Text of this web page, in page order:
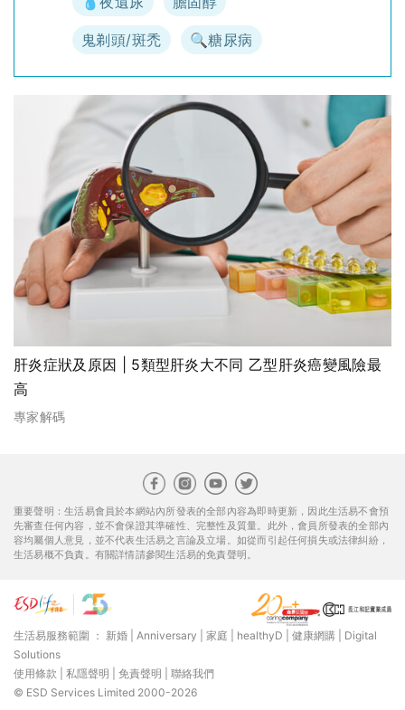
鬼剃頭/斑禿 🔍糖尿病
肝炎症狀及原因 | 5類型肝炎大不同 乙型肝炎癌變風險最
高
專家解碼
重要聲明：生活易會員於本網站內所發表的全部內容為即時更新，因此生活易不會預
先審查任何內容，並不會保證其準確性、完整性及質量。此外，會員所發表的全部內
容均屬個人意見，並不代表生活易之言論及立場。如從而引起任何損失或法律糾紛，
生活易概不負責。有關詳情請參閱生活易的免責聲明。
生活易服務範圍 ： 新婚 Anniversary 家庭 healthyD 健康網購
Digital
Solutions
使用條款
私隱聲明 免責聲明
聯絡我們
© ESD Services Limited 2000-2026